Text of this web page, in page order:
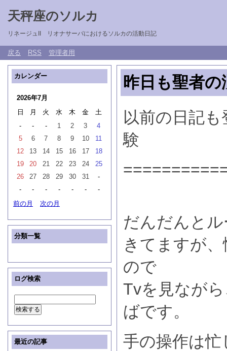
天秤座のソルカ
リネージュII リオナサーバにおけるソルカの活動日記
戻る RSS 管理者用
昨日も聖者
以前の日記
験
だんだんと
きてますが
ので
Tvを見なが
ばです。
手の操作は
カレンダー
2026年7月
日
月 火 水 木 金
土
-
- - 1 2 3
4
5
6 7 8 9 10
11
12
13 14 15 16 17
18
19
20 21 22 23 24
25
26
27 28 29 30 31
-
-
- - - - -
-
前の月
次の月
分類一覧
ログ検索
最近の記事